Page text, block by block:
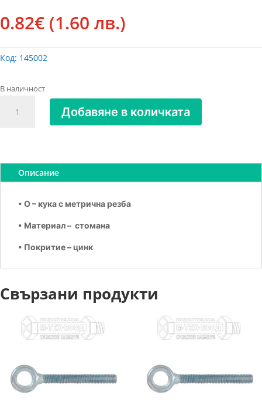
0.82€ (1.60 лв.)
Код: 145002
В наличност
резба
М10х60
Добавяне в количката
Описание
• O – кука с метрична резба
• Материал – стомана
• Покритие – цинк
Свързани продукти